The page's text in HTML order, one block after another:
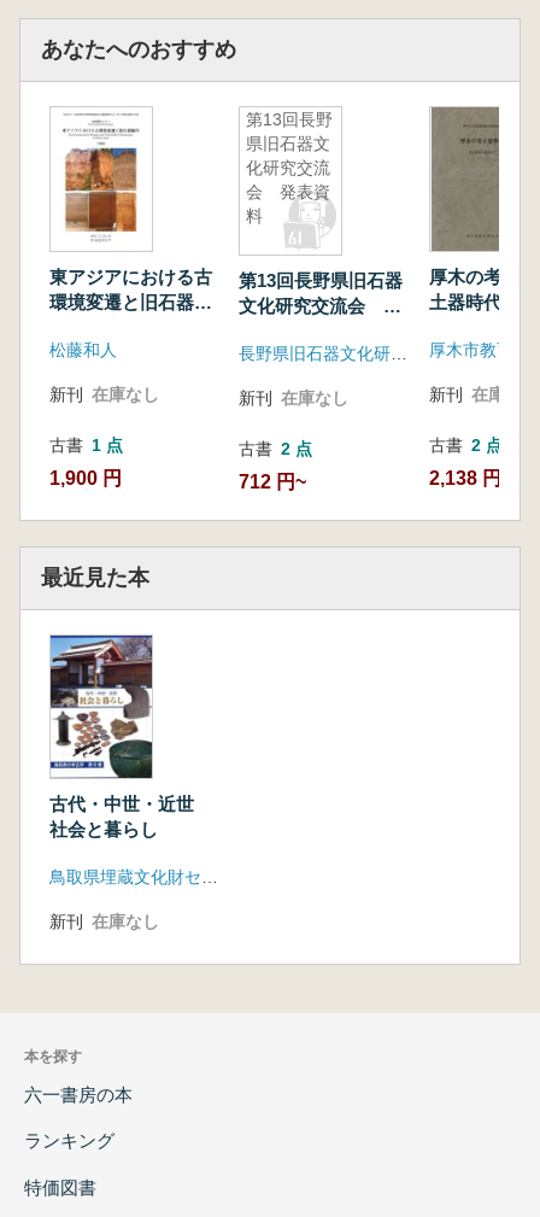
あなたへのおすすめ
東アジアにおける古
環境変遷と旧石器編
松藤和人
新刊 在庫なし
古書 1 点
1,900 円
第13回長野
県旧石器文
化研究交流
会 発表資
料
第13回長野県旧石器
文化研究交流会 発
新刊 在庫なし
古書 2 点
712 円~
厚木の考古
土器時代・
厚木市教育委
新刊 在庫なし
古書 2 点
2,138 円~
最近見た本
古代・中世・近世
社会と暮らし
新刊 在庫なし
本を探す
六一書房の本
ランキング
特価図書